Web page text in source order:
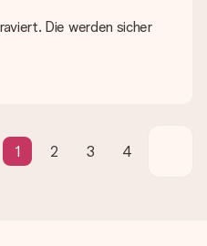
und Versandkosten
und wann werde ich mein
Die werden sicher
1 2 3 4